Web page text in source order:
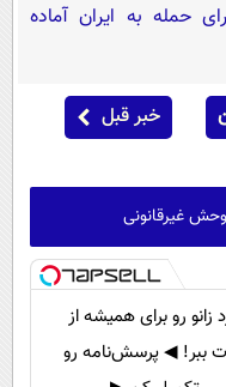
حمله به ایران آماده
خبر قبل
غیرقانونی
زانو رو برای همیشه از
ببر! ◀ پرسش‌نامه رو